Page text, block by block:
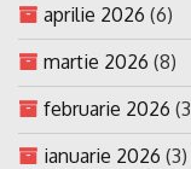
aprilie 2026 (6)
martie 2026 (8)
februarie 2026
ianuarie 2026 (3)